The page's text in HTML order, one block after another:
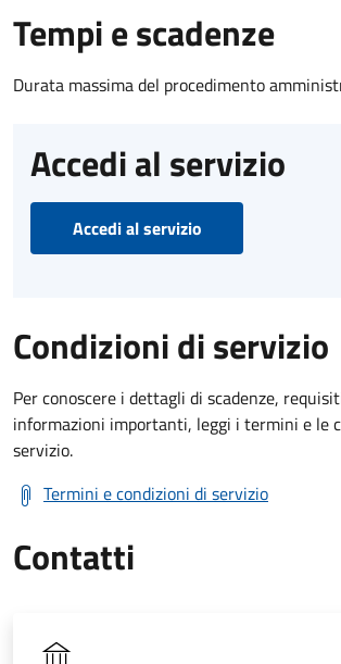
Tempi e scadenze
Durata massima del procedimento
Accedi al servizio
Accedi al servizio
Condizioni di servizio
Per conoscere i dettagli di scadenze,
informazioni importanti, leggi i termini e le
servizio.
Termini e condizioni di servizio
Contatti